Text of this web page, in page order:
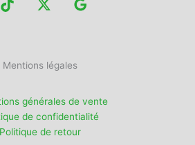
Mentions légales
générales de vente
de confidentialité
Politique de retour